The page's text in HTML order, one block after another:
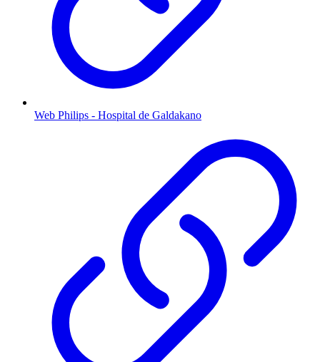
Web Philips - Hospital de Galdakano